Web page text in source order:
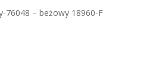
76048 – beżowy 18960-F